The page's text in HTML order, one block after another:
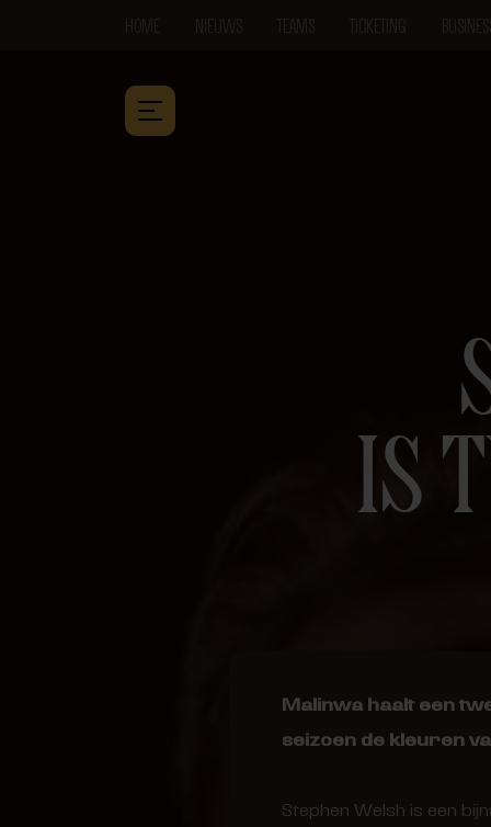
IS
Malinwa haalt een
seizoen de kleuren
Stephen Welsh is een